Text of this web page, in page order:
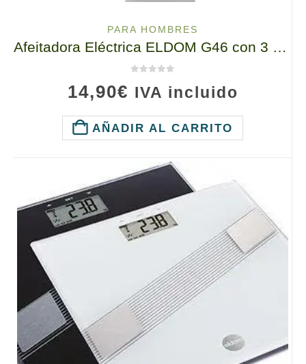
PARA HOMBRES
Afeitadora Eléctrica ELDOM G46 con 3 Hojas Giratorias …
14,90€ IVA incluido
AÑADIR AL CARRITO